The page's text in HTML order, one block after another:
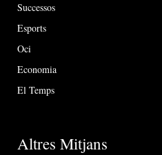
Successos
Esports
Oci
Economia
El Temps
Altres Mitjans